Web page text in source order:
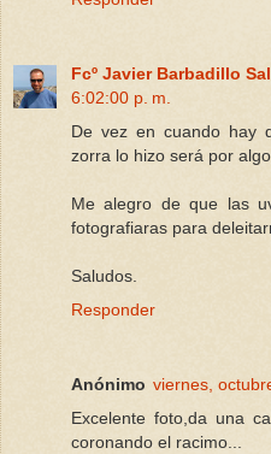
Fcº Javier Barbadillo
6:02:00 p. m.
De vez en cuando hay
zorra lo hizo será por
Me alegro de que las
fotografiaras para
Saludos.
Responder
Anónimo viernes,
Excelente foto,da una
coronando el racimo...